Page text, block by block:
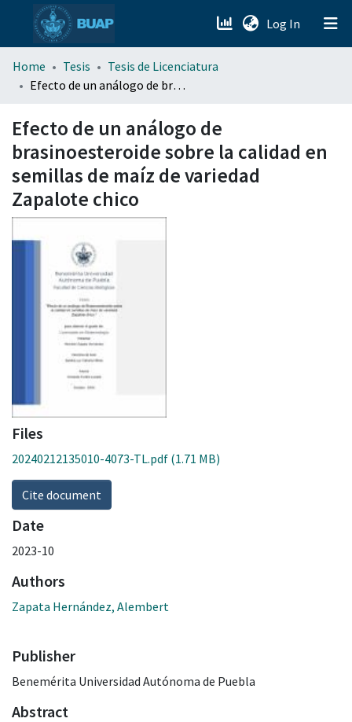
Log In (current)
menu.section.about_menu
Home Tesis
Tesis de Licenciatura
Efecto de un análogo de brasinoesteroide sobre la calidad en semillas de maíz de variedad Zapalote chico
Efecto de un análogo de
brasinoesteroide sobre la calidad en
semillas de maíz de variedad
Zapalote chico
Files
20240212135010-4073-TL.pdf (1.71 MB)
Cite document
Date
2023-10
Authors
Zapata Hernández, Alembert
Publisher
Benemérita Universidad Autónoma de Puebla
Abstract